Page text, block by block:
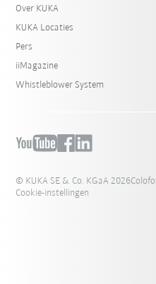
Over KUKA
KUKA Locaties
Pers
iiMagazine
Whistleblower System
© KUKA SE & Co. KGaA 2026
Cookie-instellingen